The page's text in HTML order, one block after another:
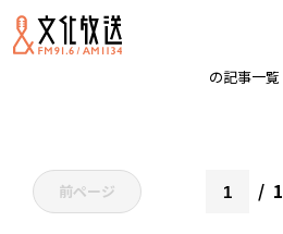
の記事一覧
前ページ 1